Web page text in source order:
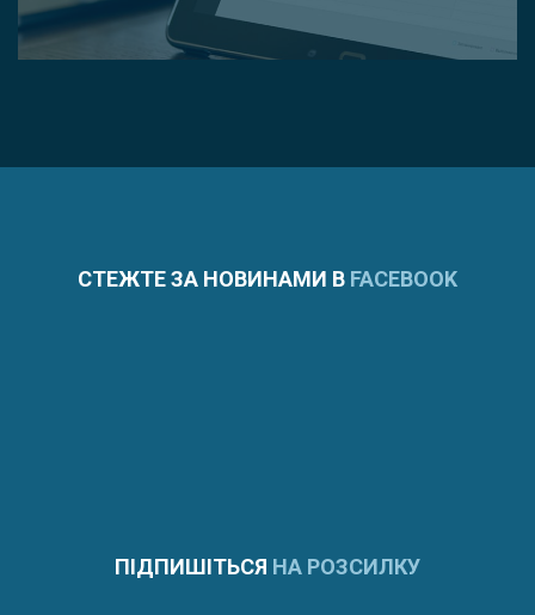
СТЕЖТЕ ЗА НОВИНАМИ В FACEBOOK
ПІДПИШІТЬСЯ НА РОЗСИЛКУ